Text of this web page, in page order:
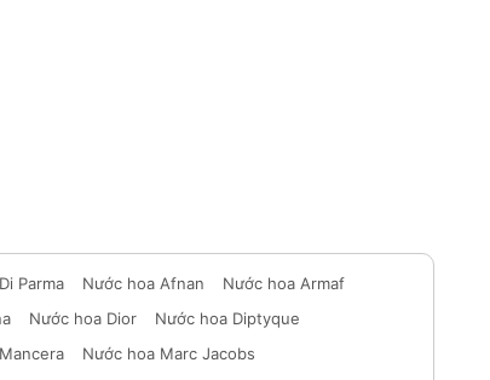
Parma Nước hoa Afnan
Nước hoa Armaf
Nước hoa Dior
Nước hoa Diptyque
Nước hoa Marc Jacobs